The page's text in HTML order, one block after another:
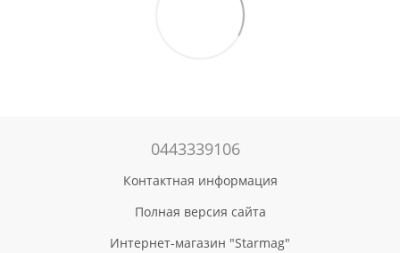
0443339106
Контактная информация
Полная версия сайта
Интернет-магазин "Starmag"